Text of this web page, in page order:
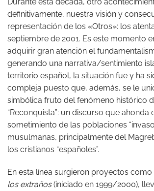
definitivamente, nuestra visión y
representación de los «Otros»: los
septiembre de 2001. Es este momento
adquirir gran atención el
generando una narrativa/sentimiento
territorio español, la situación fue y ha
compleja puesto que, además, se le
simbólica fruto del fenómeno histórico
“Reconquista”: un discurso que ahonda
sometimiento de las poblaciones
musulmanas, principalmente del
los cristianos “españoles”.
En esta línea surgieron proyectos como
los extraños(iniciado en 1999/2000),